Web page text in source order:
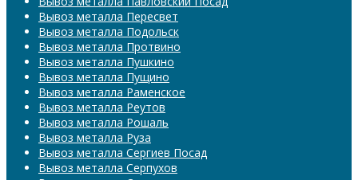
Вывоз металла Пересвет
Вывоз металла Подольск
Вывоз металла Протвино
Вывоз металла Пушкино
Вывоз металла Пущино
Вывоз металла Раменское
Вывоз металла Реутов
Вывоз металла Рошаль
Вывоз металла Руза
Вывоз металла Сергиев Посад
Вывоз металла Серпухов